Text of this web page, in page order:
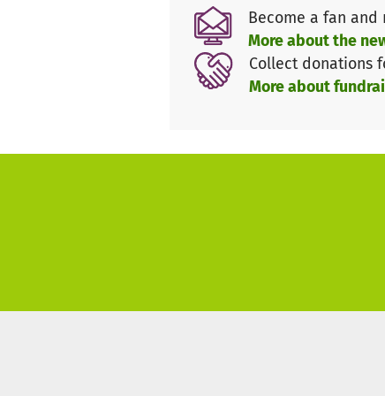
Erstellung und Umsetzung
bislang ca. 25.000 €. Die
vorfinanziert, da unsere
Helft bitte mit, die
Become a fan
More about the
Collect donations
More about